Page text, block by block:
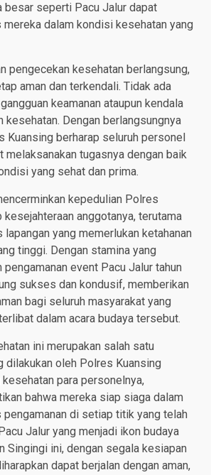
besar seperti Pacu Jalur dapat
mereka dalam kondisi kesehatan yang
pengecekan kesehatan berlangsung,
aman dan terkendali. Tidak ada
keamanan ataupun kendala
kesehatan. Dengan berlangsungnya
Kuansing berharap seluruh personel
melaksanakan tugasnya dengan baik
yang sehat dan prima.
kepedulian Polres
kesejahteraan anggotanya, terutama
yang memerlukan ketahanan
tinggi. Dengan stamina yang
pengamanan event Pacu Jalur tahun
sukses dan kondusif, memberikan
bagi seluruh masyarakat yang
dalam acara budaya tersebut.
ini merupakan salah satu
dilakukan oleh Polres Kuansing
para personelnya,
bahwa mereka siap siaga dalam
pengamanan di setiap titik yang telah
Jalur yang menjadi ikon budaya
Singingi ini, dengan segala kesiapan
dapat berjalan dengan aman,